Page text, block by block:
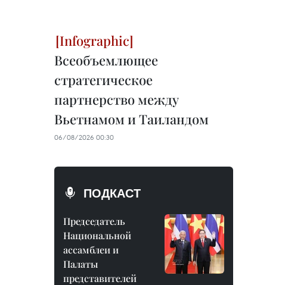
Всеобъемлющее
стратегическое
партнерство между
Вьетнамом и Таиландом
06/08/2026 00:30
ПОДКАСТ
Председатель
Национальной
ассамблеи и
Палаты
представителей